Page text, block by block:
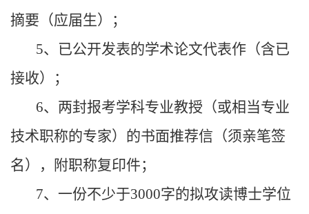
摘要（应届生）；
5、已公开发表的学术论文代表作（含已
接收）；
6、两封报考学科专业教授（或相当专业
技术职称的专家）的书面推荐信（须亲笔签
名），附职称复印件；
7、一份不少于3000字的拟攻读博士学位